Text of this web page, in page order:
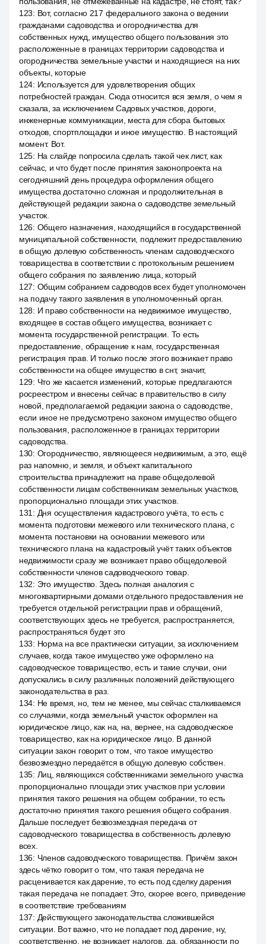
123: Вот, согласно 217 федерального закона о ведении
гражданами садоводства и огородничества для
собственных нужд, имущество общего пользования это
расположенные в границах территории садоводства и
огородничества земельные участки и находящиеся на них
объекты, которые
124: Используется для удовлетворения общих
потребностей граждан. Сюда относится вся земля, о чем я
сказала, за исключением Садовых участков, дороги,
инженерные коммуникации, места для сбора бытовых
отходов, спортплощадки и иное имущество. В настоящий
момент. Вот.
125: На слайде попросила сделать такой чек лист, как
сейчас, и что будет после принятия законопроекта на
сегодняшний день процедура оформления общего
имущества достаточно сложная и продолжительная в
действующей редакции закона о садоводстве земельный
участок.
126: Общего назначения, находящийся в государственной
муниципальной собственности, подлежит предоставлению
в общую долевую собственность членам садоводческого
товарищества в соответствии с протокольным решением
общего собрания по заявлению лица, который
127: Общим собранием садоводов всех будет уполномочен
на подачу такого заявления в уполномоченный орган.
128: И право собственности на недвижимое имущество,
входящее в состав общего имущества, возникает с
момента государственной регистрации. То есть
предоставление, обращение к нам, государственная
регистрация прав. И только после этого возникает право
собственности на общее имущество в снт, значит,
129: Что же касается изменений, которые предлагаются
росреестром и внесены сейчас в правительство в силу
новой, предполагаемой редакции закона о садоводстве,
если иное не предусмотрено законом имущество общего
пользования, расположенное в границах территории
садоводства.
130: Огородничество, являющееся недвижимым, а это, ещё
раз напомню, и земля, и объект капитального
строительства принадлежит на праве общедолевой
собственности лицам собственникам земельных участков,
пропорционально площади этих участков.
131 : Дня осуществления кадастрового учёта, то есть с
момента подготовки межевого или технического плана, с
момента постановки на основании межевого или
технического плана на кадастровый учёт таких объектов
недвижимости сразу же возникает право общедолевой
собственности членов садоводческого товар.
132: Это имущество. Здесь полная аналогия с
многоквартирными домами отдельного предоставления не
требуется отдельной регистрации прав и обращений,
соответствующих здесь не требуется, распространяется,
распространяться будет это
133: Норма на все практически ситуации, за исключением
случаев, когда такое имущество уже оформлено на
садоводческое товарищество, есть и такие случаи, они
допускались в силу различных положений действующего
законодательства в раз.
134: Не время, но, тем не менее, мы сейчас сталкиваемся
со случаями, когда земельный участок оформлен на
юридическое лицо, как на, на, вернее, на садоводческое
товарищество, как на юридическое лицо. В данной
ситуации закон говорит о том, что такое имущество
безвозмездно передаётся в общую долевую собствен.
135: Лиц, являющихся собственниками земельного участка
пропорционально площади этих участков при условии
принятия такого решения на общем собрании, то есть
достаточно принятия такого решения общего собрания.
Дальше последует безвозмездная передача от
садоводческого товарищества в собственность долевую
всех.
136: Членов садоводческого товарищества. Причём закон
здесь чётко говорит о том, что такая передача не
расценивается как дарение, то есть под сделку дарения
такая передача не попадает. Это, скорее всего, приведение
в соответствие требованиям
137: Действующего законодательства сложившейся
ситуации. Вот важно, что не попадает под дарение, ну,
соответственно, не возникает налогов, да, обязанности по